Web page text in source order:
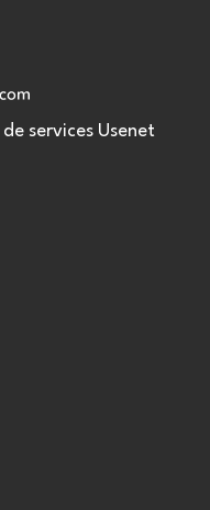
services Usenet